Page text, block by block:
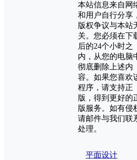
本站信息来自网
和用户自行分享，
版权争议与本站
关。您必须在下
后的24个小时之
内，从您的电脑
彻底删除上述内
容。如果您喜欢
程序，请支持正
版，得到更好的
版服务。如有侵
请邮件与我们联
处理。
平面设计